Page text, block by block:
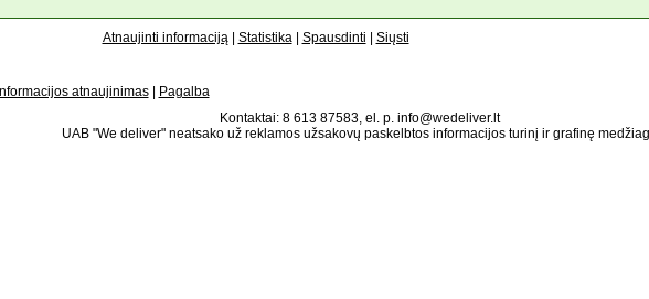
Atnaujinti informaciją| Statistika| Spausdinti Siųsti
Informacijos atnaujinimas|
Pagalba
Kontaktai: 8 613 87583, el. p. info@wedeliver.lt
UAB "We deliver" neatsako už reklamos užsakovų paskelbtos informacijos turinį ir grafinę